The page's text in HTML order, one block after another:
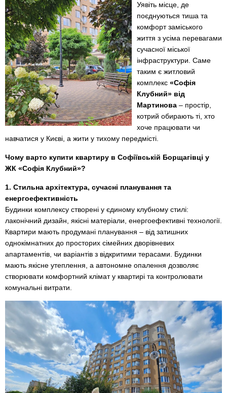
Уявіть місце, де
поєднуються тиша та
комфорт заміського
життя з усіма перевагами
сучасної міської
інфраструктури. Саме
таким є житловий
комплекс «Софія
Клубний» від
Мартинова – простір,
котрий обирають ті, хто
хоче працювати чи
навчатися у Києві, а жити у тихому передмісті.
Чому варто купити квартиру в Софіївській Борщагівці у
ЖК «Софія Клубний»?
1. Стильна архітектура, сучасні планування та
енергоефективність
Будинки комплексу створені у єдиному клубному стилі:
лаконічний дизайн, якісні матеріали, енергоефективні технології.
Квартири мають продумані планування – від затишних
однокімнатних до просторих сімейних дворівневих
апартаментів, чи варіантів з відкритими терасами. Будинки
мають якісне утеплення, а автономне опалення дозволяє
створювати комфортний клімат у квартирі та контролювати
комунальні витрати.